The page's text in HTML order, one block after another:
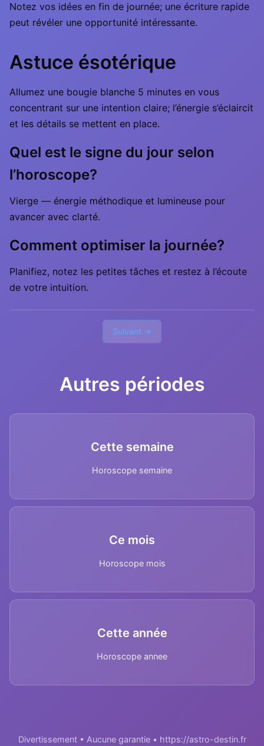
Notez vos idées en fin de journée; une écriture rapide
peut révéler une opportunité intéressante.
Astuce ésotérique
Allumez une bougie blanche 5 minutes en vous
concentrant sur une intention claire; l’énergie s’éclaircit
et les détails se mettent en place.
Quel est le signe du jour selon
l’horoscope?
Vierge — énergie méthodique et lumineuse pour
avancer avec clarté.
Comment optimiser la journée?
Planifiez, notez les petites tâches et restez à l’écoute
de votre intuition.
Suivant →
Autres périodes
Cette semaine
Horoscope semaine
Ce mois
Horoscope mois
Cette année
Horoscope annee
Divertissement • Aucune garantie • https://astro-destin.fr